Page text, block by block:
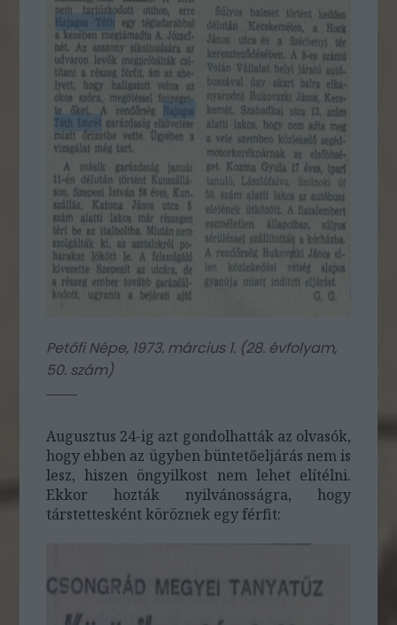
Petőfi Népe, 1973. március 1. (28. évfolyam,
50. szám)
Augusztus 24-ig azt gondolhatták az olvasók,
hogy ebben az ügyben büntetőeljárás nem is
lesz, hiszen öngyilkost nem lehet elítélni.
Ekkor hozták nyilvánosságra, hogy
társtettesként köröznek egy férfit: